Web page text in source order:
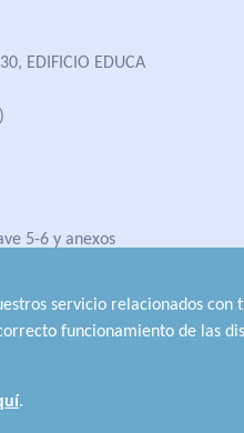
EDIFICIO EDUCA
5-6 y anexos
servicio relacionados con
funcionamiento de las
.